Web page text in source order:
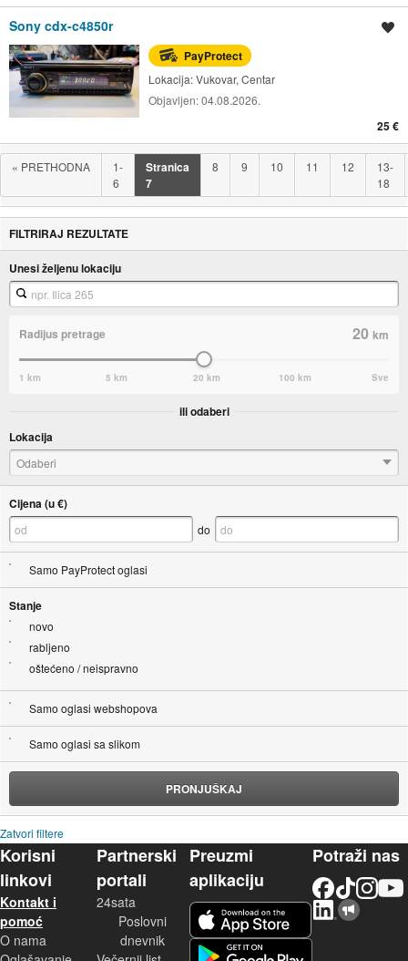
Sony cdx-c4850r
PayProtect
Lokacija:Vukovar, Centar
Objavljen:04.08.2026.
25 €
« PRETHODNA
1-
6
Stranica
7
8 9 10 11 12
13-
18
FILTRIRAJ REZULTATE
Unesi željenu lokaciju
Radijus pretrage 20km
1 km 5 km 20 km 100 km Sve
ili odaberi
Lokacija
Odaberi
Cijena (u €)
do
Samo PayProtect oglasi
Stanje
novo
rabljeno
oštećeno / neispravno
Samo oglasi webshopova
Samo oglasi sa slikom
PRONJUŠKAJ
Zatvori filtere
Korisni
linkovi
Kontakt i
pomoć
O nama
Partnerski
portali
24sata
Poslovni
dnevnik
Preuzmi
aplikaciju
Potraži nas